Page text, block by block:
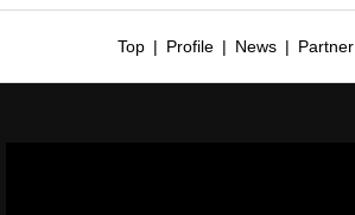
Top Profile News Partner